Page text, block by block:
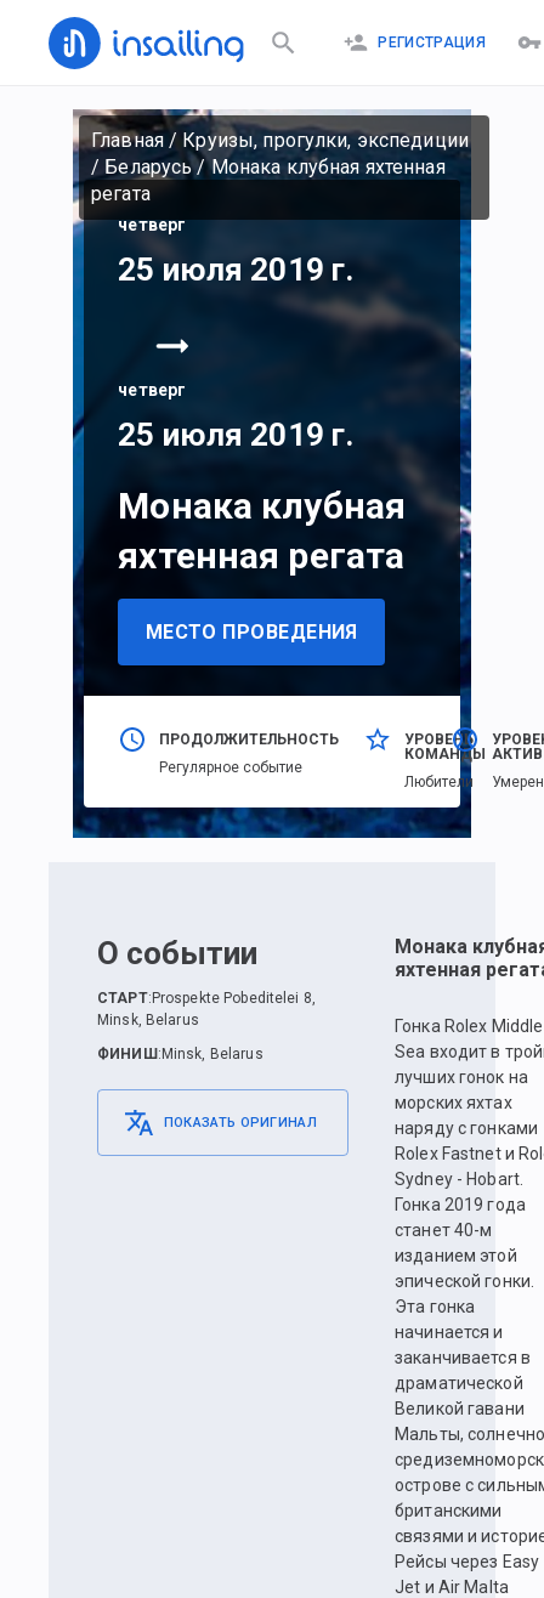
РЕГИСТРАЦИЯ
Главная/ Круизы, прогулки, экспедиции
/ Беларусь/Монака клубная яхтенная
регата
четверг
25 июля 2019 г.
четверг
25 июля 2019 г.
Монака клубная
яхтенная регата
МЕСТО ПРОВЕДЕНИЯ
ПРОДОЛЖИТЕЛЬНОСТЬ
Регулярное событие
УРОВЕНЬ
КОМАНДЫ
Любители
О событии
СТАРТ: Prospekte Pobeditelei 8,
Minsk, Belarus
ФИНИШ : Minsk, Belarus
ПОКАЗАТЬ ОРИГИНАЛ
Монака
яхтенная
Гонка Rolex Middle
Sea входит в
лучших гонок на
морских яхтах
наряду с гонками
Rolex Fastnet и
Sydney - Hobart.
Гонка 2019 года
станет 40-м
изданием этой
эпической гонки.
Эта гонка
начинается и
заканчивается в
драматической
Великой гавани
Мальты,
острове с
британскими
связями и
Рейсы через Easy
Jet и Air Malta